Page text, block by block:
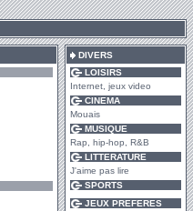
DIVERS
LOISIRS
Internet, jeux video
CINEMA
Mouais
MUSIQUE
Rap, hip-hop, R&B
LITTERATURE
J'aime pas lire
SPORTS
JEUX PREFERES